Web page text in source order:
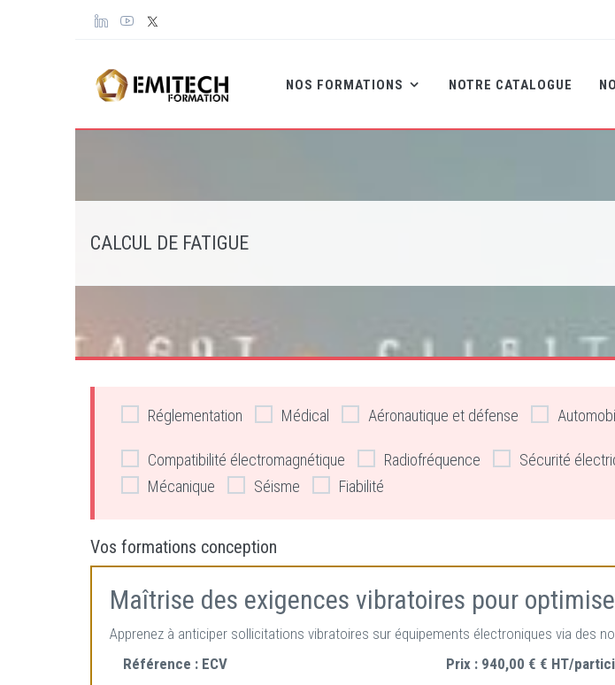
Panneau de gestion des cookies
NOS FORMATIONS NOTRE CATALOGUE
CALCUL DE FATIGUE
Réglementation Médical Aéronautique et défense
Compatibilité électromagnétique Radiofréquence Sécurité
Mécanique
Séisme Fiabilité
Vos formations conception
Maîtrise des exigences vibratoires pour
Apprenez à anticiper sollicitations vibratoires sur équipements électroniques via des
Référence : ECV Prix : 940,00 € € HT/